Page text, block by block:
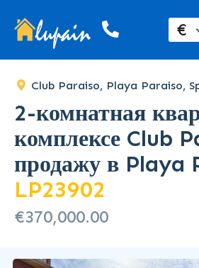
€
Club Paraiso, Playa Paraiso,
2-комнатная
комплексе Club
продажу в Playa
LP23902
€370,000.00
SOLD